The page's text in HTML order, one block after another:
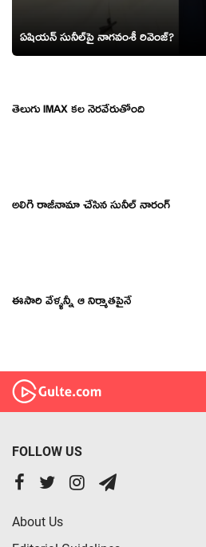
ఏషియ‌న్ సునీల్‌పై నాగ‌వంశీ రివెంజ్?
తెలుగు IMAX కల నెరవేరుతోంది
అలిగి రాజీనామా చేసిన సునీల్ నారంగ్
ఈసారి వేళ్ళన్నీ ఆ నిర్మాతపైనే
FOLLOW US
About Us